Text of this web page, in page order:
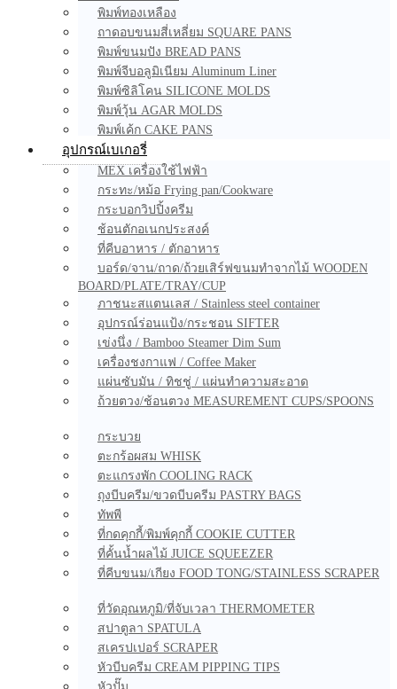
พิมพ์ทองเหลือง
ถาดอบขนมสี่เหลี่ยม SQUARE PANS
พิมพ์ขนมปัง BREAD PANS
พิมพ์จีบอลูมิเนียม Aluminum Liner
พิมพ์ซิลิโคน SILICONE MOLDS
พิมพ์วุ้น AGAR MOLDS
พิมพ์เค้ก CAKE PANS
อุปกรณ์เบเกอรี่
MEX เครื่องใช้ไฟฟ้า
กระทะ/หม้อ Frying pan/Cookware
กระบอกวิปปิ้งครีม
ช้อนตักอเนกประสงค์
ที่คีบอาหาร / ตักอาหาร
บอร์ด/จาน/ถาด/ถ้วยเสิร์ฟขนมทำจากไม้ WOODEN
BOARD/PLATE/TRAY/CUP
ภาชนะสแตนเลส / Stainless steel container
อุปกรณ์ร่อนแป้ง/กระชอน SIFTER
เข่งนึ่ง / Bamboo Steamer Dim Sum
เครื่องชงกาแฟ / Coffee Maker
แผ่นซับมัน / ทิชชู่ / แผ่นทำความสะอาด
ถ้วยตวง/ช้อนตวง MEASUREMENT CUPS/SPOONS
กระบวย
ตะกร้อผสม WHISK
ตะแกรงพัก COOLING RACK
ถุงบีบครีม/ขวดบีบครีม PASTRY BAGS
ทัพพี
ที่กดคุกกี้/พิมพ์คุกกี้ COOKIE CUTTER
ที่คั้นน้ำผลไม้ JUICE SQUEEZER
ที่คีบขนม/เกียง FOOD TONG/STAINLESS SCRAPER
ที่วัดอุณหภูมิ/ที่จับเวลา THERMOMETER
สปาตูลา SPATULA
สเครปเปอร์ SCRAPER
หัวบีบครีม CREAM PIPPING TIPS